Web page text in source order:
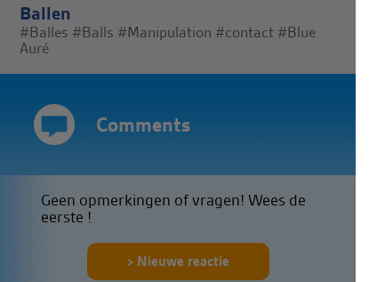
Ballen
#Balles #Balls #Manipulation #contact #Blue
Auré
Comments
Geen opmerkingen of vragen! Wees de
eerste !
Nieuwe reactie